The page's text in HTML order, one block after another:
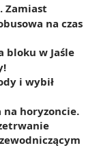
Zamiast
na czas
bloku w Jaśle
i wybił
horyzoncie.